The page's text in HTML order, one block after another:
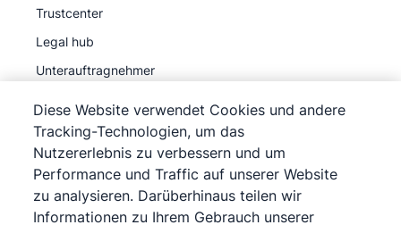
Trustcenter
Legal hub
Unterauftragnehmer
©2026Pipedrive
Pipedrive
Nutzungsbedingungen
Diese Website verwendet Cookies und andere
Tracking-Technologien, um das
Nutzererlebnis zu verbessern und um
Performance und Traffic auf unserer Website
zu analysieren. Darüberhinaus teilen wir
Informationen zu Ihrem Gebrauch unserer